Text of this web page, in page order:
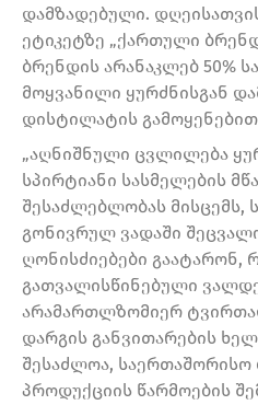
დამზადებული.
ეტიკეტზე „ქართული
ბრენდის არანაკლებ 50%
მოყვანილი ყურძნისგან
დისტილატის
„აღნიშნული ცვლილება
სპირტიანი სასმელების
შესაძლებლობას მისცემს,
გონივრულ ვადაში
ღონისძიებები გაატარონ,
გათვალისწინებული
არამართლზომიერ
დარგის განვითარების
შესაძლოა, საერთაშორისო
პროდუქციის წარმოების